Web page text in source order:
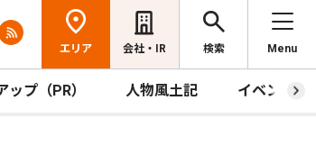
エリア 会社・IR 検索 Menu
ップ（PR） 人物風土記 イベント